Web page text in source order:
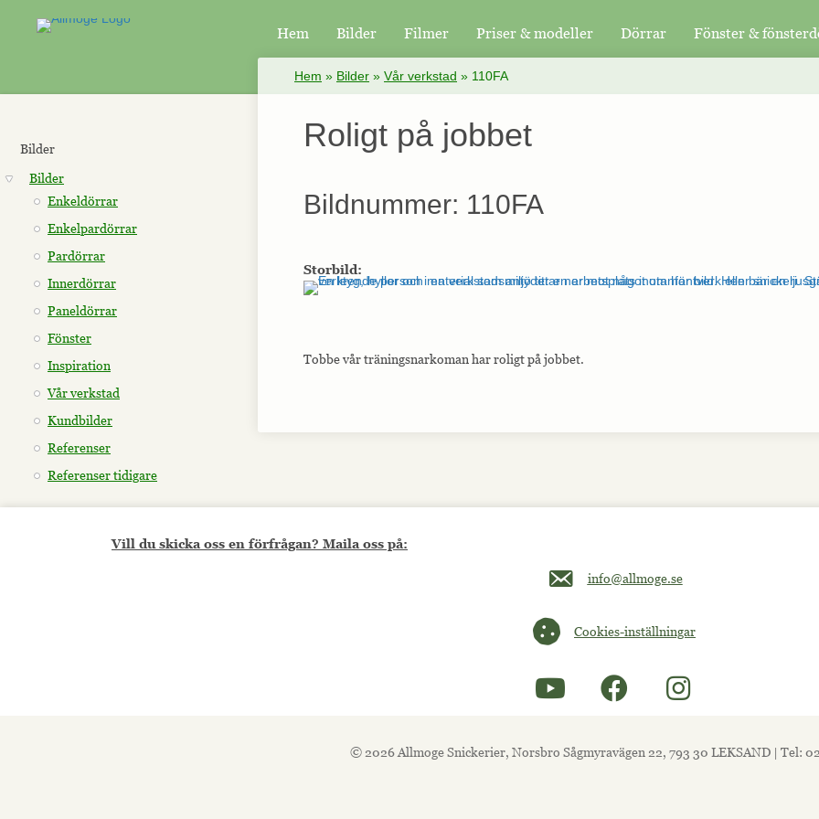
Hem Bilder Filmer Priser & modeller Dörrar Fönster &
Bilder
Bilder
Enkeldörrar
Enkelpardörrar
Pardörrar
Innerdörrar
Paneldörrar
Fönster
Inspiration
Vår verkstad
Kundbilder
Referenser
Referenser tidigare
Hem » Bilder » Vår verkstad » 110FA
Roligt på jobbet
Bildnummer: 110FA
Storbild:
Tobbe vår träningsnarkoman har roligt på jobbet.
Vill du skicka oss en förfrågan? Maila oss på:
Maila oss på info@allmoge.se
info@allmoge.se
Cookies-inställningar
Cookies-inställningar
© 2026 Allmoge Snickerier, Norsbro Sågmyravägen 22, 793 30 LEKSAND | Tel: